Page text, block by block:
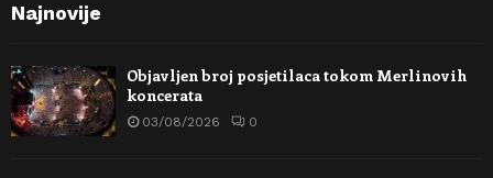
Najnovije
Objavljen broj posjetilaca tokom Merlinovih
koncerata
03/08/2026 0